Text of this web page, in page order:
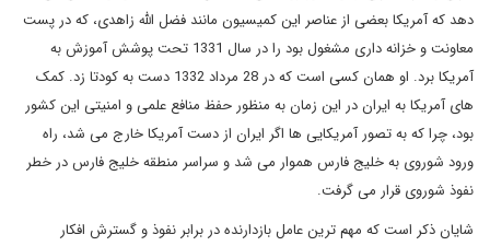
دهد که آمریکا بعضی از عناصر این کمیسیون مانند فضل الله زاهدی، که در پست
معاونت و خزانه داری مشغول بود را در سال 1331 تحت پوشش آموزش به
آمریکا برد. او همان کسی است که در 28 مرداد 1332 دست به کودتا زد. کمک
های آمریکا به ایران در این زمان به منظور حفظ منافع علمی و امنیتی این کشور
بود، چرا که به تصور آمریکایی ها اگر ایران از دست آمریکا خارج می شد، راه
ورود شوروی به خلیج فارس هموار می شد و سراسر منطقه خلیج فارس در خطر
نفوذ شوروی قرار می گرفت.
شایان ذکر است که مهم ترین عامل بازدارنده در برابر نفوذ و گسترش افکار